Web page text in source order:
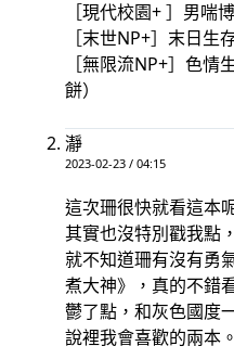
［現代校園+ ］男喘
［末世NP+］末日生
［無限流NP+］色
餅）
瀞
2023-02-23 / 04:15
這次珊很快就看這本
其實也沒特別戳我點
就不知道珊有沒有勇
煮大神》，真的不錯
鬱了點，和灰色國度
說裡我會喜歡的兩本。